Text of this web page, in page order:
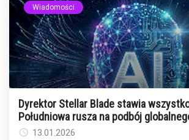
Wiadomości
Dyrektor Stellar Blade stawia
Południowa rusza na podbój
13.01.2026